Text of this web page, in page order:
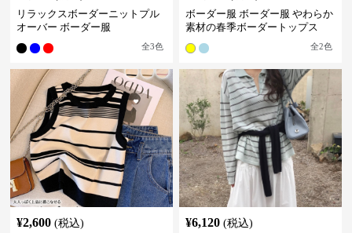
リラックスボーダーニットプル
オーバー ボーダー服
全3色
ボーダー服 ボーダー服 やわらか
素材の春季ボーダートップス
全2色
¥2,600 (税込)
¥6,120 (税込)